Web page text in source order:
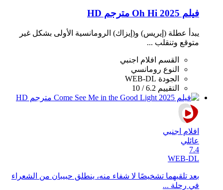
فيلم Oh Hi 2025 مترجم HD
يبدأ عطلة (إيريس) و(إيزاك) الرومانسية الأولى بشكل غير
متوقع وتنقلب ...
القسم
افلام اجنبي
النوع رومانسي
الجودة WEB-DL
التقييم 6.2 / 10
افلام اجنبي
عائلي
7.4
WEB-DL
بعد تلقيهما تشخيصًا لا شفاء منه، ينطلق حبيبان من الشعراء
في رحلة ...